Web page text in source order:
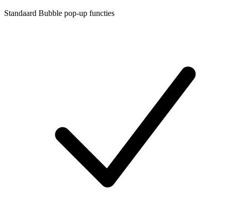
Standaard Bubble pop-up functies